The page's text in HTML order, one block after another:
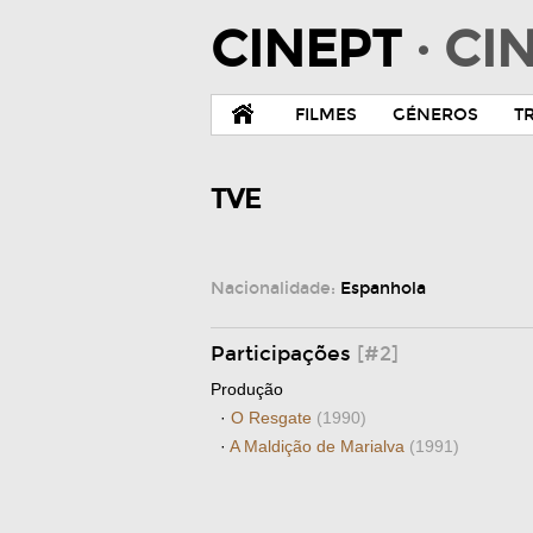
CINEPT ·
FILMES GÉNEROS
TVE
Nacionalidade: Espanhola
Participações [#2]
Produção
· O Resgate (1990)
· A Maldição de Marialva (1991)